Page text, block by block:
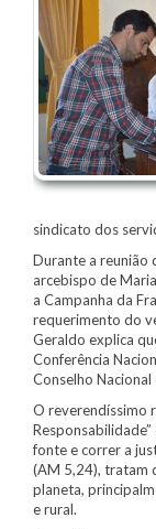
sindicato dos
Durante a reunião
arcebispo de
a Campanha da
requerimento do
Geraldo explica
Conferência
Conselho Nacional
O reverendíssimo
fonte e correr a
(AM 5,24), tratam
planeta,
e rural.